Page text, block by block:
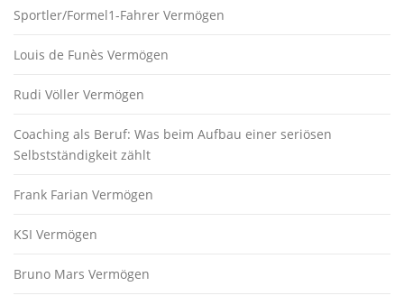
Sportler/Formel1-Fahrer Vermögen
Louis de Funès Vermögen
Rudi Völler Vermögen
Coaching als Beruf: Was beim Aufbau einer seriösen
Selbstständigkeit zählt
Frank Farian Vermögen
KSI Vermögen
Bruno Mars Vermögen